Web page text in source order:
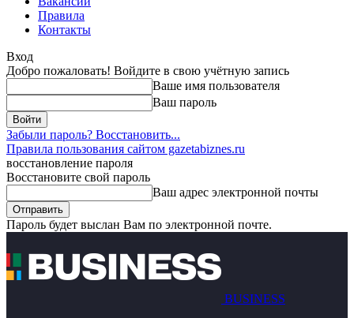
Правила
Контакты
Вход
Добро пожаловать! Войдите в свою учётную запись
Ваше имя пользователя
Ваш пароль
Забыли пароль? Восстановить...
Правила пользования сайтом gazetabiznes.ru
восстановление пароля
Восстановите свой пароль
Ваш адрес электронной почты
Пароль будет выслан Вам по электронной почте.
BUSINESS